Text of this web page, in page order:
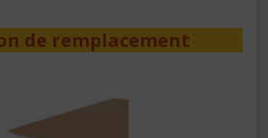
de remplacement